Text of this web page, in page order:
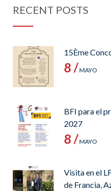
RECENT POSTS
15Ème
8 /MAYO
BFI para el
2027
8 /MAYO
Visita en el
de Francia,